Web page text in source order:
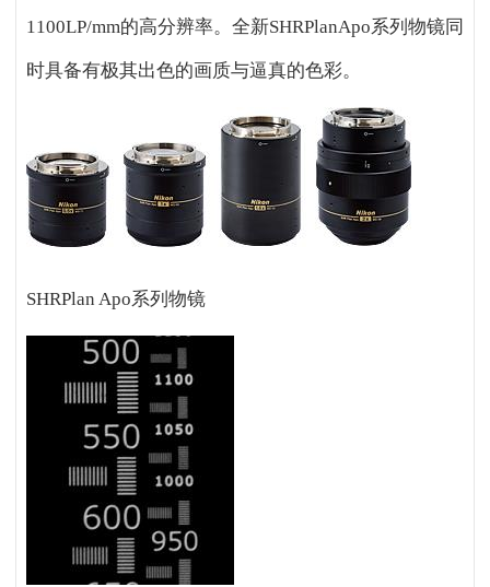
1100LP/mm的高分辨率。全新SHRPlanApo系列物镜同
时具备有极其出色的画质与逼真的色彩。
SHRPlan Apo系列物镜